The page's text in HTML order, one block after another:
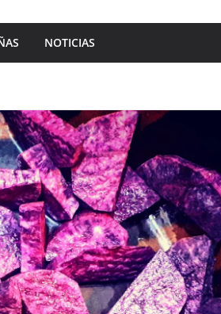
NOTICIAS